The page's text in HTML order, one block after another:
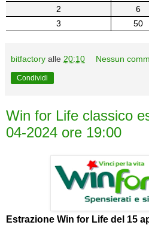
2
6
3
50
bitfactory alle 20:10 Nessun
Condividi
Win for Life classico
04-2024 ore 19:00
Estrazione Win for Life del 15